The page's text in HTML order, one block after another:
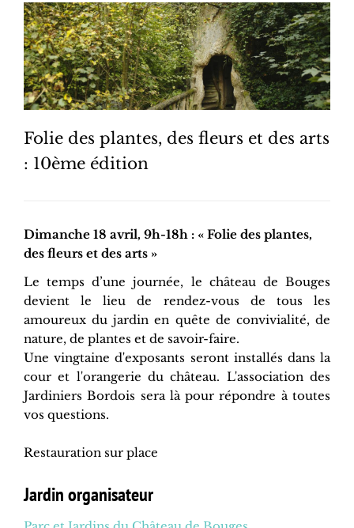
Folie des plantes, des fleurs et des arts
: 10ème édition
Dimanche 18 avril, 9h-18h : « Folie des plantes,
des fleurs et des arts »
Le temps d’une journée, le château de Bouges
devient le lieu de rendez-vous de tous les
amoureux du jardin en quête de convivialité, de
nature, de plantes et de savoir-faire.
Une vingtaine d'exposants seront installés dans la
cour et l'orangerie du château. L'association des
Jardiniers Bordois sera là pour répondre à toutes
vos questions.
Restauration sur place
Jardin organisateur